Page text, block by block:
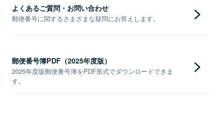
よくあるご質問・お問い合わせ
郵便番号に関するさまざまな疑問にお答えします。
郵便番号簿PDF（2025年度版）
2025年度版郵便番号簿をPDF形式でダウンロードできま
す。